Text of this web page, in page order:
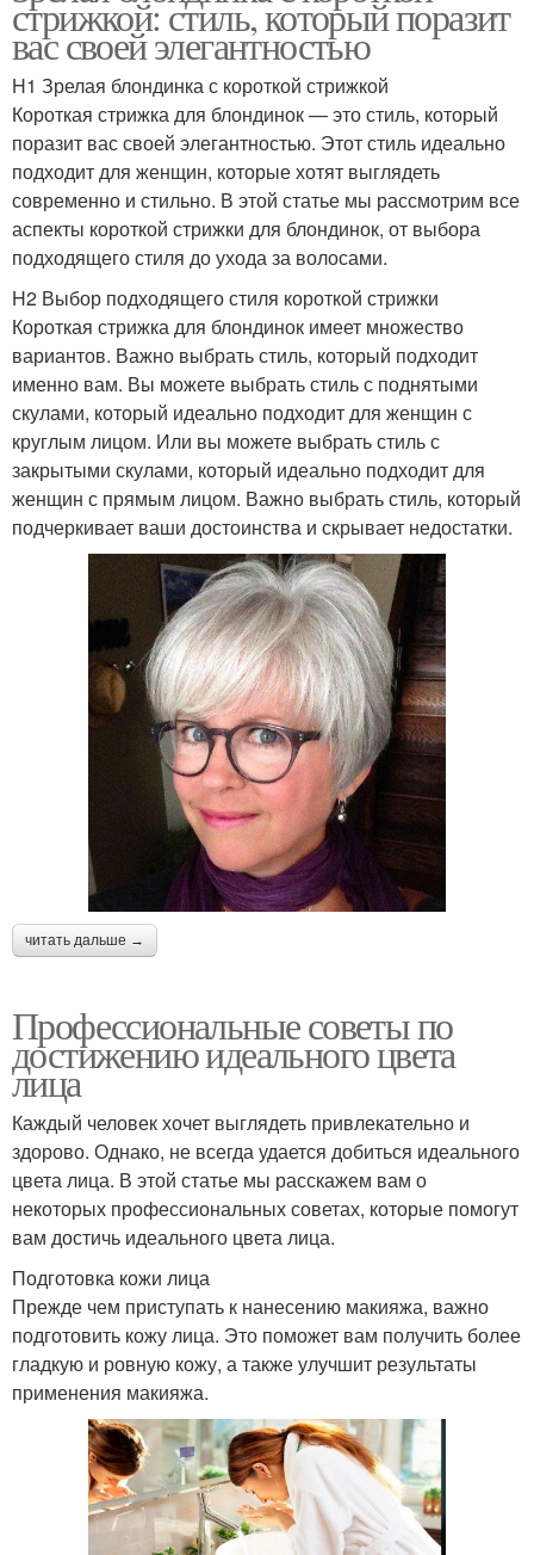
стрижкой: стиль, который поразит
вас своей элегантностью
H1 Зрелая блондинка с короткой стрижкой
Короткая стрижка для блондинок — это стиль, который
поразит вас своей элегантностью. Этот стиль идеально
подходит для женщин, которые хотят выглядеть
современно и стильно. В этой статье мы рассмотрим все
аспекты короткой стрижки для блондинок, от выбора
подходящего стиля до ухода за волосами.
H2 Выбор подходящего стиля короткой стрижки
Короткая стрижка для блондинок имеет множество
вариантов. Важно выбрать стиль, который подходит
именно вам. Вы можете выбрать стиль с поднятыми
скулами, который идеально подходит для женщин с
круглым лицом. Или вы можете выбрать стиль с
закрытыми скулами, который идеально подходит для
женщин с прямым лицом. Важно выбрать стиль, который
подчеркивает ваши достоинства и скрывает недостатки.
читать дальше →
Профессиональные советы по
достижению идеального цвета
лица
Каждый человек хочет выглядеть привлекательно и
здорово. Однако, не всегда удается добиться идеального
цвета лица. В этой статье мы расскажем вам о
некоторых профессиональных советах, которые помогут
вам достичь идеального цвета лица.
Подготовка кожи лица
Прежде чем приступать к нанесению макияжа, важно
подготовить кожу лица. Это поможет вам получить более
гладкую и ровную кожу, а также улучшит результаты
применения макияжа.